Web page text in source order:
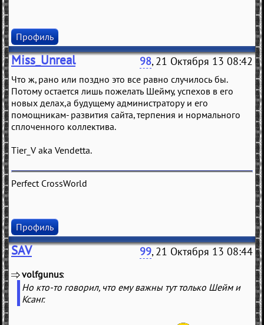
Профиль
Miss_Unreal 98, 21 Октября 13 08:42
Что ж, рано или поздно это все равно случилось бы.
Потому остается лишь пожелать Шейму, успехов в его
новых делах,а будущему администратору и его
помощникам- развития сайта, терпения и нормального
сплоченного коллектива.
Tier_V aka Vendetta.
Perfect CrossWorld
Профиль
SAV 99, 21 Октября 13 08:44
volfgunus
Но кто-то говорил, что ему важны тут только Шейм и
Ксанг.